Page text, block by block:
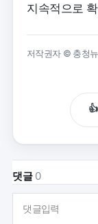
지속적으로
저작권자 © 충청
댓글 0
댓글입력